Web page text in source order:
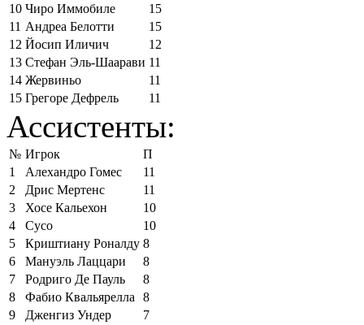
10 Чиро Иммобиле
15
11 Андреа Белотти
15
12 Йосип Иличич
12
13 Стефан Эль-Шаарави 11
14 Жервиньо
11
15 Грегоре Дефрель 11
Ассистенты:
№ Игрок
П
1
Алехандро Гомес
11
2
Дрис Мертенс
11
3
Хосе Кальехон
10
4
Сусо
10
5
Криштиану Роналду 8
6
Мануэль Лаццари
8
7
Родриго Де Пауль
8
8
Фабио Квальярелла
8
9
Дженгиз Ундер
7